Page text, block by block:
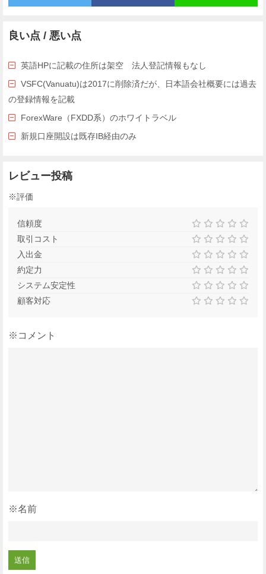
良い点 / 悪い点
英語HPに記載の住所は架空 法人登記情報もなし
VSFC(Vanuatu)は2017に削除済だが、日本語会社概要には過去
の登録情報を記載
ForexWare（FXDD系）のホワイトラベル
新規口座開設は既存IB経由のみ
レビュー投稿
※評価
信頼度
取引コスト
入出金
約定力
システム安定性
顧客対応
※コメント
※名前